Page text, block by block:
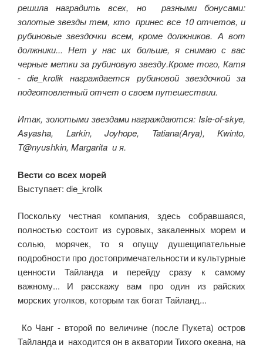
решила наградить всех, но разными бонусами:
золотые звезды тем, кто принес все 10 отчетов, и
рубиновые звездочки всем, кроме должников. А вот
должники... Нет у нас их больше, я снимаю с вас
черные метки за рубиновую звезду.Кроме того, Катя
- die_krolik награждается рубиновой звездочкой за
подготовленный отчет о своем путешествии.
Итак, золотыми звездами награждаются: Isle-of-skye,
Asyasha, Larkin, Joyhope, Tatiana(Arya), Kwinto,
T@nyushkin, Margarita и я.
Вести со всех морей
Выступает: die_krolik
Поскольку честная компания, здесь собравшаяся,
полностью состоит из суровых, закаленных морем и
солью, морячек, то я опущу душещипательные
подробности про достопримечательности и культурные
ценности Тайланда и перейду сразу к самому
важному... И расскажу вам про один из райских
морских уголков, которым так богат Тайланд...
Ко Чанг - второй по величине (после Пукета) остров
Тайланда и находится он в акватории Тихого океана, на